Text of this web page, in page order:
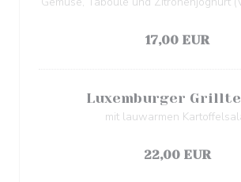
17,00 EUR
Luxemburger
mit lauwarmen
22,00 EUR